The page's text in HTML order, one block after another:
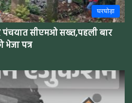
घरघोड़ा
सीएमओ सख्त,पहली बार
भेजा पत्र